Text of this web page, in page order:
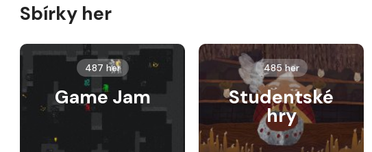
Sbírky her
487 her
Game Jam
485 her
Studentské
hry